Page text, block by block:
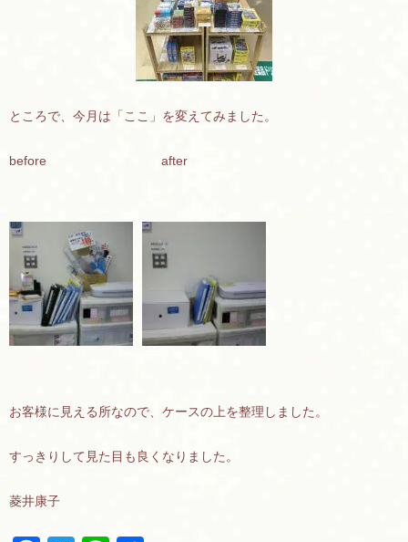
ところで、今月は「ここ」を変えてみました。
before after
お客様に見える所なので、ケースの上を整理しました。
すっきりして見た目も良くなりました。
菱井康子